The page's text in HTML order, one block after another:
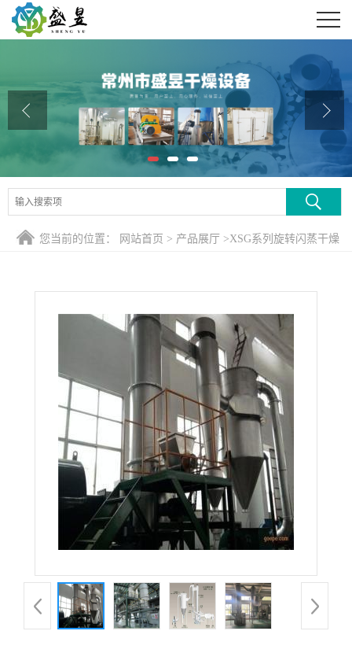
公司介绍
公司动态
产品展厅
证书荣誉
联系方式
您当前的位置： 网站首页 > 产品展厅 >XSG系列旋转闪蒸干燥